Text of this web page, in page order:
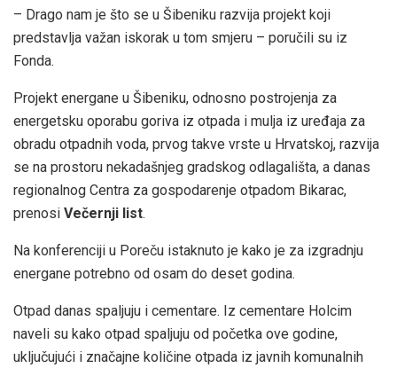
– Drago nam je što se u Šibeniku razvija projekt koji
predstavlja važan iskorak u tom smjeru – poručili su iz
Fonda.
Projekt energane u Šibeniku, odnosno postrojenja za
energetsku oporabu goriva iz otpada i mulja iz uređaja za
obradu otpadnih voda, prvog takve vrste u Hrvatskoj, razvija
se na prostoru nekadašnjeg gradskog odlagališta, a danas
regionalnog Centra za gospodarenje otpadom Bikarac,
prenosi Večernji list.
Na konferenciji u Poreču istaknuto je kako je za izgradnju
energane potrebno od osam do deset godina.
Otpad danas spaljuju i cementare. Iz cementare Holcim
naveli su kako otpad spaljuju od početka ove godine,
uključujući i značajne količine otpada iz javnih komunalnih